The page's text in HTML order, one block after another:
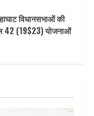
विधानसभाओं की
42 (19$23) योजनाओं